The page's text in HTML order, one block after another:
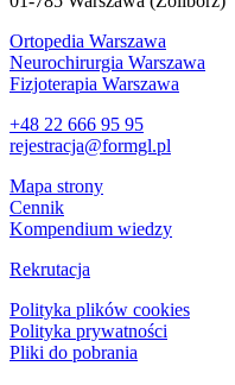
Ortopedia Warszawa
Neurochirurgia Warszawa
Fizjoterapia Warszawa
+48 22 666 95 95
rejestracja@formgl.pl
Mapa strony
Cennik
Kompendium wiedzy
Rekrutacja
Polityka plików cookies
Polityka prywatności
Pliki do pobrania